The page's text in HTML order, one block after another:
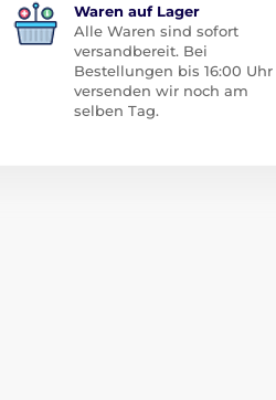
Waren auf Lager
Alle Waren sind sofort
versandbereit. Bei
Bestellungen bis 16:00 Uhr
versenden wir noch am
selben Tag.